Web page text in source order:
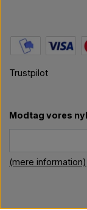
Trustpilot
Modtag vores
(mere information)